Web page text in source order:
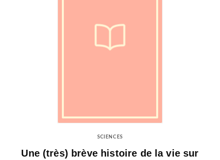
SCIENCES
Une (très) brève histoire de la vie sur